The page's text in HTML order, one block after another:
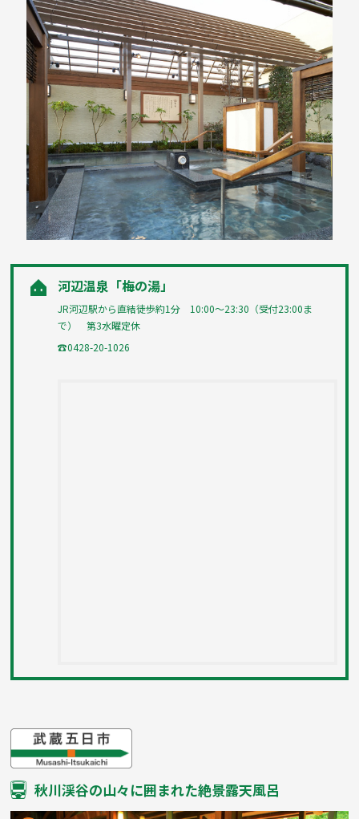
河辺温泉「梅の湯」
JR河辺駅から直結徒歩約1分 10:00～23:30（受付23:00ま
で） 第3水曜定休
☎0428-20-1026
秋川渓谷の山々に囲まれた絶景露天風呂